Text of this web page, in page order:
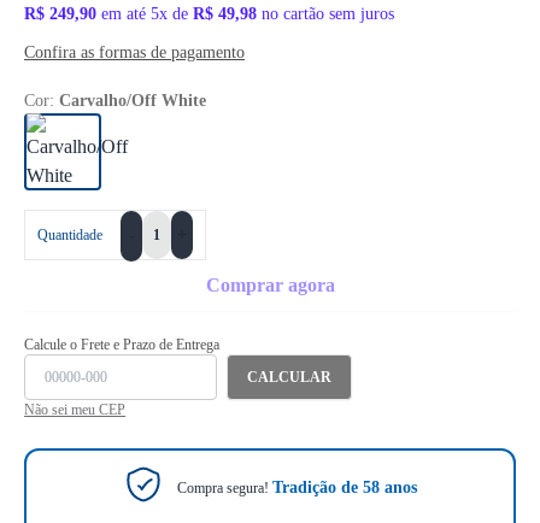
R$ 249,90 em até 5x de R$ 49,98 no cartão sem juros
Confira as formas de pagamento
Cor: Carvalho/Off White
Quantidade
Comprar agora
Calcule o Frete e Prazo de Entrega
CALCULAR
Não sei meu CEP
Compra segura! Tradição de 58 anos